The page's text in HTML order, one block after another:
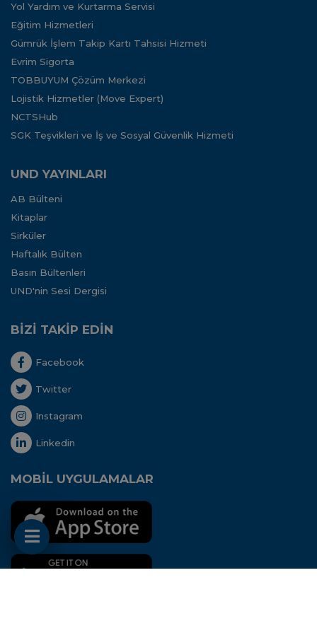
Yol Yardım ve Kurtarma Servisi
Eğitim Hizmetleri
Gümrük İşlem Takip Kartı Tahsisi Hizmeti
Evrim Sigorta
TOBBUYUM Çözüm Merkezi
Lojistik Hizmetler (Move Expert)
NCTSHub
SGK Teşvikleri ve İş ve Sosyal Güvenlik Hizmeti
UND YAYINLARI
AB Bülteni
Kitaplar
Sirküler
Haftalık Bülten
Basın Bültenleri
UND'nin Sesi Dergisi
BİZİ TAKİP EDİN
Facebook
Twitter
Instagram
Linkedin
MOBİL UYGULAMALAR